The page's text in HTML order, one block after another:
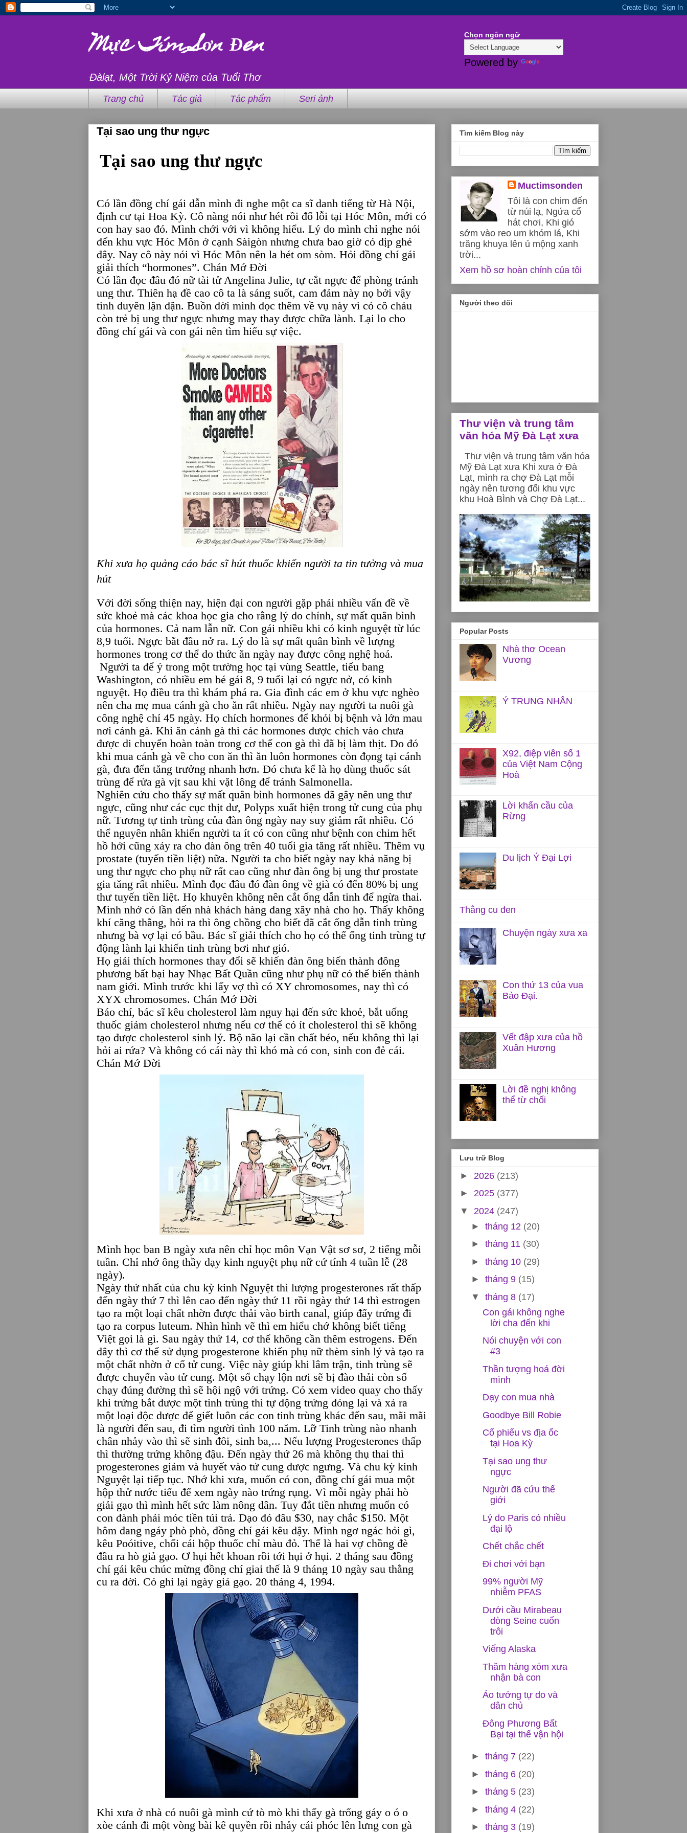
Mực Tím Sơn Đen
Đàlạt, Một Trời Kỷ Niệm của Tuổi Thơ
Chọn ngôn ngữ
Powered by
Trang chủ Tác giả Tác phẩm Seri ảnh
Tại sao ung thư ngực
Tại sao ung thư ngực
Có lần đồng chí gái dẫn mình đi nghe một ca sĩ danh tiếng từ Hà Nội,
định cư tại Hoa Kỳ. Cô nàng nói như hét rồi đổ lỗi tại Hóc Môn, mới có
con hay sao đó. Mình chới với vì không hiểu. Lý do mình chỉ nghe nói
đến khu vực Hóc Môn ở cạnh Sàigòn nhưng chưa bao giờ có dịp ghé
đây. Nay cô này nói vì Hóc Môn nên la hét om sòm. Hỏi đồng chí gái
giải thích “hormones”. Chán Mớ Đời
Có lần đọc đâu đó nữ tài tử Angelina Julie, tự cắt ngực để phòng tránh
ung thư. Thiên hạ đề cao cô ta là sáng suốt, cam đảm này nọ bởi vậy
tình duyên lận đận. Buồn đời mình đọc thêm về vụ này vì có cô cháu
còn trẻ bị ung thư ngực nhưng may thay được chữa lành. Lại lo cho
đồng chí gái và con gái nên tìm hiểu sự việc.
Khi xưa họ quảng cáo bác sĩ hút thuốc khiến người ta tin tưởng và mua
hút
Với đời sống thiện nay, hiện đại con người gặp phải nhiều vấn đề về
sức khoẻ mà các khoa học gia cho rằng lý do chính, sự mất quân bình
của hormones. Cả nam lẫn nữ. Con gái nhiều khi có kinh nguyệt từ lúc
8,9 tuổi. Ngực bắt đầu nở ra. Lý do là sự mất quân bình về lượng
hormones trong cơ thể do thức ăn ngày nay được công nghệ hoá.
Người ta để ý trong một trường học tại vùng Seattle, tiểu bang
Washington, có nhiều em bé gái 8, 9 tuổi lại có ngực nở, có kinh
nguyệt. Họ điều tra thì khám phá ra. Gia đình các em ở khu vực nghèo
nên cha mẹ mua cánh gà cho ăn rất nhiều. Ngày nay người ta nuôi gà
công nghệ chỉ 45 ngày. Họ chích hormones để khỏi bị bệnh và lớn mau
nơi cánh gà. Khi ăn cánh gà thì các hormones được chích vào chưa
được di chuyển hoàn toàn trong cơ thể con gà thì đã bị làm thịt. Do đó
khi mua cánh gà về cho con ăn thì ăn luôn hormones còn đọng tại cánh
gà, đưa đến tăng trưởng nhanh hơn. Đó chưa kể là họ dùng thuốc sát
trùng để rửa gà vịt sau khi vặt lông để tránh Salmonella.
Nghiên cứu cho thấy sự mất quân bình hormones đã gây nên ung thư
ngực, cũng như các cục thịt dư, Polyps xuất hiện trong tử cung của phụ
nữ. Tương tự tinh trùng của đàn ông ngày nay suy giảm rất nhiều. Có
thể nguyên nhân khiến người ta ít có con cũng như bệnh con chim hết
hồ hởi cũng xảy ra cho đàn ông trên 40 tuổi gia tăng rất nhiều. Thêm vụ
prostate (tuyến tiền liệt) nữa. Người ta cho biết ngày nay khả năng bị
ung thư ngực cho phụ nữ rất cao cũng như đàn ông bị ung thư prostate
gia tăng rất nhiều. Mình đọc đâu đó đàn ông về già có đến 80% bị ung
thư tuyến tiền liệt. Họ khuyên không nên cắt ống dẫn tinh để ngừa thai.
Mình nhớ có lần đến nhà khách hàng đang xây nhà cho họ. Thấy không
khí căng thẳng, hỏi ra thì ông chồng cho biết đã cắt ống dẫn tinh trùng
nhưng bà vợ lại có bầu. Bác sĩ giải thích cho họ có thể ống tinh trùng tự
động lành lại khiến tinh trùng bơi như gió.
Họ giải thích hormones thay đổi sẽ khiến đàn ông biến thành đông
phương bất bại hay Nhạc Bất Quần cũng như phụ nữ có thể biến thành
nam giới. Mình trước khi lấy vợ thì có XY chromosomes, nay thì có
XYX chromosomes. Chán Mớ Đời
Báo chí, bác sĩ kêu cholesterol làm nguy hại đến sức khoẻ, bắt uống
thuốc giảm cholesterol nhưng nếu cơ thể có ít cholesterol thì sẽ không
tạo được cholesterol sinh lý. Bộ não lại cần chất béo, nếu không thì lại
hỏi ai rứa? Và không có cái này thì khó mà có con, sinh con đẻ cái.
Chán Mớ Đời
Mình học ban B ngày xưa nên chỉ học môn Vạn Vật sơ sơ, 2 tiếng mỗi
tuần. Chỉ nhớ ông thầy dạy kinh nguyệt phụ nữ cứ tính 4 tuần lễ (28
ngày).
Ngày thứ nhất của chu kỳ kinh Nguyệt thì lượng progesterones rất thấp
đến ngày thứ 7 thì lên cao đến ngày thứ 11 rồi ngày thứ 14 thì estrogen
tạo ra một loại chất nhờn được thải vào birth canal, giúp đẩy trứng đi
tạo ra corpus luteum. Nhìn hình vẽ thì em hiểu chớ không biết tiếng
Việt gọi là gì. Sau ngày thứ 14, cơ thể không cần thêm estrogens. Đến
đây thì cơ thể sử dụng progesterone khiến phụ nữ thèm sinh lý và tạo ra
một chất nhờn ở cổ tử cung. Việc này giúp khi lâm trận, tinh trùng sẽ
được chuyển vào tử cung. Một số chạy lộn nơi sẽ bị đào thải còn số
chạy đúng đường thì sẽ hội ngộ với trứng. Có xem video quay cho thấy
khi trứng bắt được một tinh trùng thì tự động trứng đóng lại và xả ra
một loại độc dược để giết luôn các con tinh trùng khác đến sau, mãi mãi
là người đến sau, đi tìm người tình 100 năm. Lỡ Tinh trùng nào nhanh
chân nhảy vào thì sẽ sinh đôi, sinh ba,... Nếu lượng Progesterones thấp
thì thường trứng không đậu. Đến ngày thứ 26 mà không thụ thai thì
progesterones giảm và huyết vào tử cung được ngưng. Và chu kỳ kinh
Nguyệt lại tiếp tục. Nhớ khi xưa, muốn có con, đồng chí gái mua một
hộp thử nước tiểu để xem ngày nào trứng rụng. Vì mỗi ngày phải hò
giải gạo thì mình hết sức làm nông dân. Tuy đắt tiền nhưng muốn có
con đành phải móc tiền túi trả. Dạo đó đâu $30, nay chắc $150. Một
hôm đang ngáy phò phò, đồng chí gái kêu dậy. Mình ngơ ngác hỏi gì,
kêu Poóitive, chổi cái hộp thuốc chỉ màu đỏ. Thế là hai vợ chồng đè
đầu ra hò giả gạo. Ơ hụi hết khoan rồi tới hụi ở hụi. 2 tháng sau đồng
chí gái kêu chúc mừng đồng chí giai thế là 9 tháng 10 ngày sau thằng
cu ra đời. Có ghi lại ngày giả gạo. 20 tháng 4, 1994.
Khi xưa ở nhà có nuôi gà mình cứ tò mò khi thấy gà trống gáy o ó o
xòe cánh đi một vòng bài kê quyền rồi nhảy cái phóc lên lưng con gà
Tìm kiếm Blog này
Muctimsonden
Tôi là con chim đến
từ núi lạ, Ngứa cổ
hát chơi, Khi gió
sớm vào reo um khóm lá, Khi
trăng khuya lên ủ mộng xanh
trời...
Xem hồ sơ hoàn chỉnh của tôi
Người theo dõi
Thư viện và trung tâm
văn hóa Mỹ Đà Lạt xưa
Thư viện và trung tâm văn hóa
Mỹ Đà Lạt xưa Khi xưa ở Đà
Lạt, mình ra chợ Đà Lạt mỗi
ngày nên tương đối khu vực
khu Hoà BÌnh và Chợ Đà Lạt...
Popular Posts
Nhà thơ Ocean
Vương
Ý TRUNG NHÂN
X92, điệp viên số 1
của Việt Nam Cộng
Hoà
Lời khẩn cầu của
Rừng
Du lịch Ý Đại Lợi
Thằng cu đen
Chuyện ngày xưa xa
Con thứ 13 của vua
Bảo Đại.
Vết đập xưa của hồ
Xuân Hương
Lời đề nghị không
thể từ chối
Lưu trữ Blog
► 2026 (213)
► 2025 (377)
▼ 2024 (247)
► tháng 12 (20)
► tháng 11 (30)
► tháng 10 (29)
► tháng 9 (15)
▼ tháng 8 (17)
Con gái không nghe
lời cha đến khi
Nói chuyện với con
#3
Thần tượng hoá đời
mình
Dạy con mua nhà
Goodbye Bill Robie
Cổ phiếu vs địa ốc
tại Hoa Kỳ
Tại sao ung thư
ngực
Người đã cứu thế
giới
Lý do Paris có nhiều
đại lộ
Chết chắc chết
Đi chơi với bạn
99% người Mỹ
nhiễm PFAS
Dưới cầu Mirabeau
dòng Seine cuốn
trôi
Viếng Alaska
Thăm hàng xóm xưa
nhận bà con
Ảo tưởng tự do và
dân chủ
Đông Phương Bất
Bại tại thế vận hội
► tháng 7 (22)
► tháng 6 (20)
► tháng 5 (23)
► tháng 4 (22)
► tháng 3 (19)